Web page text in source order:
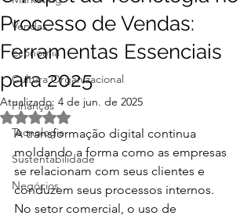
Vendas
Economia
Cultura Organizacional
Finanças
Tecnologia
Sustentabilidade
Negócios
Processo de Vendas:
Ferramentas Essenciais
para 2025
Atualizado: 4 de jun. de 2025
Avaliado com NaN de 5 estrelas.
A transformação digital continua
moldando a forma como as empresas
se relacionam com seus clientes e
conduzem seus processos internos.
No setor comercial, o uso de